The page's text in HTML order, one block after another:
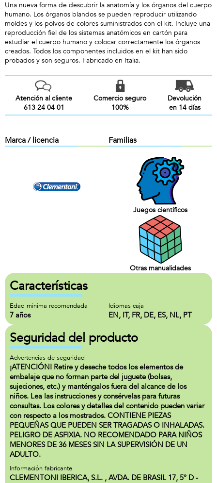
Una nueva forma de descubrir la anatomía y los órganos del cuerpo
humano. Los órganos blandos se pueden reproducir utilizando
moldes y los polvos de colores suministrados con el kit. Incluye una
reproducción fiel de los sistemas anatómicos en cartón para
estudiar el cuerpo humano y colocar correctamente los órganos
creados. Todos los componentes incluidos en el kit han sido
probados y son seguros. Fabricado en Italia.
Atención al cliente
613 24 04 01
Comercio seguro
100%
Devolución
en 14 días
Marca / licencia Familias
Juegos cientificos
Otras manualidades
Características
Edad minima recomendada
7 años
Idiomas caja
EN, IT, FR, DE, ES, NL, PT
Seguridad del producto
Advertencias de seguridad
¡ATENCIÓN! Retire y deseche todos los elementos de
embalaje que no forman parte del juguete (bolsas,
sujeciones, etc.) y manténgalos fuera del alcance de los
niños. Lea las instrucciones y consérvelas para futuras
consultas. Los colores y detalles del contenido pueden variar
con respecto a los mostrados. CONTIENE PIEZAS
PEQUEÑAS QUE PUEDEN SER TRAGADAS O INHALADAS.
PELIGRO DE ASFIXIA. NO RECOMENDADO PARA NIÑOS
MENORES DE 36 MESES SIN LA SUPERVISIÓN DE UN
ADULTO.
Información fabricante
CLEMENTONI IBERICA, S.L. , AVDA. DE BRASIL 17, 5º D -